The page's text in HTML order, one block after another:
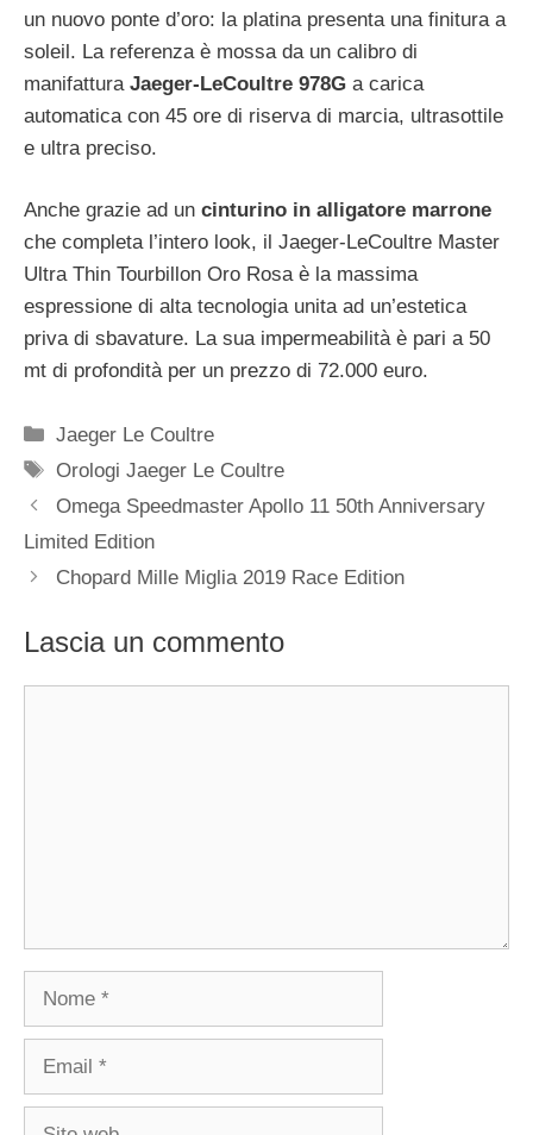
un nuovo ponte d’oro: la platina presenta una finitura a
soleil. La referenza è mossa da un calibro di
manifattura Jaeger-LeCoultre 978G a carica
automatica con 45 ore di riserva di marcia, ultrasottile
e ultra preciso.
Anche grazie ad un cinturino in alligatore marrone
che completa l’intero look, il Jaeger-LeCoultre Master
Ultra Thin Tourbillon Oro Rosa è la massima
espressione di alta tecnologia unita ad un’estetica
priva di sbavature. La sua impermeabilità è pari a 50
mt di profondità per un prezzo di 72.000 euro.
Categorie
Jaeger Le Coultre
Tag
Orologi Jaeger Le Coultre
Navigazione
articolo
Omega Speedmaster Apollo 11 50th Anniversary
Limited Edition
Chopard Mille Miglia 2019 Race Edition
Lascia un commento
Nome
Email
Sito